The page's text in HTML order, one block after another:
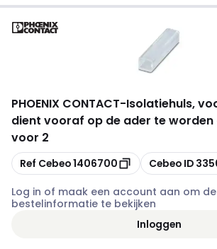
PHOENIX CONTACT-Isolatiehuls,
dient vooraf op de ader te worden
voor 2
Kopiëren
Ref Cebeo1406700 Kopiëren
Cebeo ID
Log in of maak een account aan om
bestelinformatie te bekijken
Inloggen